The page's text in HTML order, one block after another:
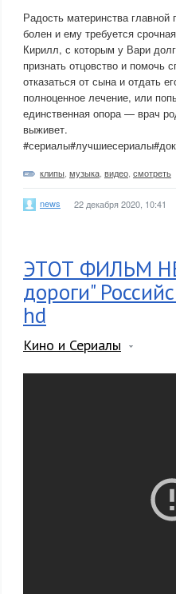
Радость материнства
болен и ему требуется
Кирилл, с которым у Вари
признать отцовство и помочь
отказаться от сына и отдать
полноценное лечение, или
единственная опора — врач
выживет.
клипы музыка видео смотреть
news 22 декабря 2020, 10:41
ЭТОТ ФИЛЬМ
дороги"
hd
Кино и Сериалы